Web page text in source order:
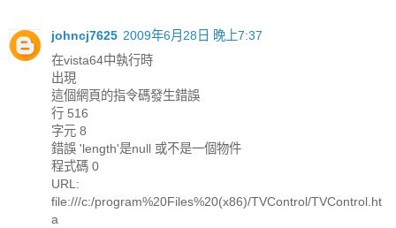
johncj7625 2009年6月28日 晚上7:37
在vista64中執行時
出現
這個網頁的指令碼發生錯誤
行 516
字元 8
錯誤 'length'是null 或不是一個物件
程式碼 0
URL:
file:///c:/program%20Files%20(x86)/TVControl/TVControl.ht
a